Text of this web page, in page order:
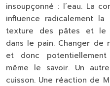
insoupçonné : l’eau. La
influence radicalement
texture des pâtes et le
dans le pain. Changer de
et donc
même le savoir. Un
cuisson. Une réaction de